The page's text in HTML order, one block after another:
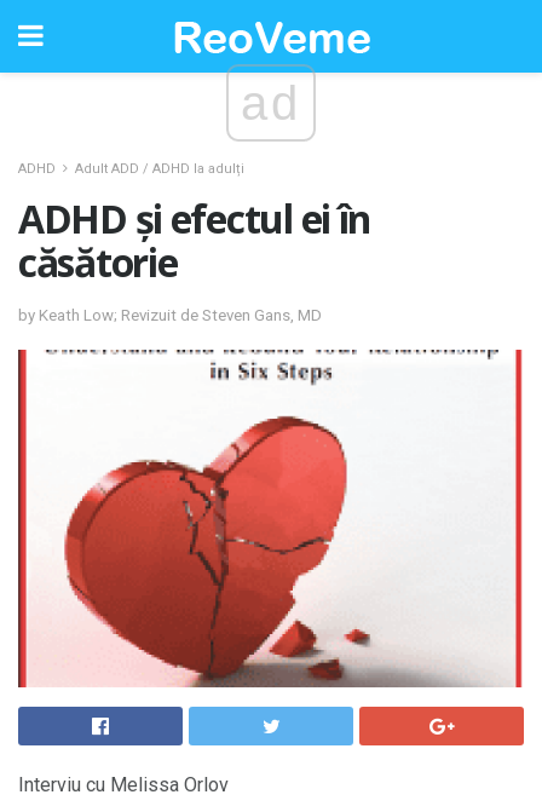
ad
ADHD Adult ADD / ADHD la adulți
ADHD și efectul ei în
căsătorie
by Keath Low; Revizuit de Steven Gans, MD
Interviu cu Melissa Orlov